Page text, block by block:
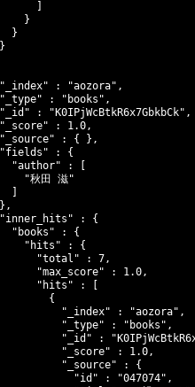
}
}
}
"_index"
: "aozora" ,
"_type"
: "books" ,
"_id"
: "K0IPjWcBtkR6x7GbkbCk" ,
"_score"
: 1.0,
"_source"
: { } ,
"fields"
:
{
"author"
:
"秋田 滋"
} ,
"inner_hits"
:
{
"books"
:
{
"hits"
:
{
"total"
: 7,
"max_score"
: 1.0,
"hits"
:
{
"_index"
: "aozora" ,
"_type"
: "books" ,
"_id"
:
"_score"
: 1.0,
"_source"
:
{
"id"
: "047074" ,